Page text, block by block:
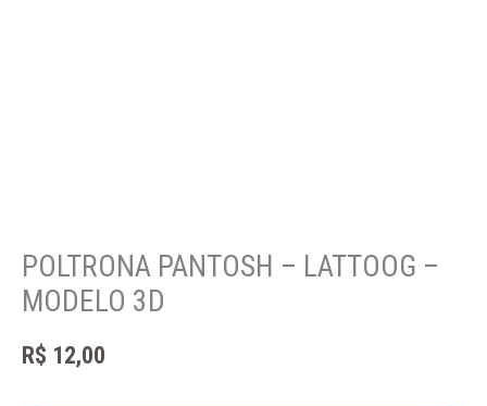
POLTRONA PANTOSH – LATTOOG –
MODELO 3D
R$ 12,00